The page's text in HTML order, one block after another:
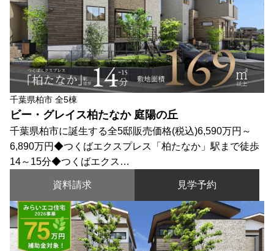
千葉県柏市 全5棟
ビー・グレイス柏たなか 庭陽の丘
千葉県柏市に誕生する全5邸販売価格(税込)6,590万円～
6,890万円◆つくばエクスプレス「柏たなか」駅まで徒歩
14～15分◆つくばエクス…
資料請求 見学予約